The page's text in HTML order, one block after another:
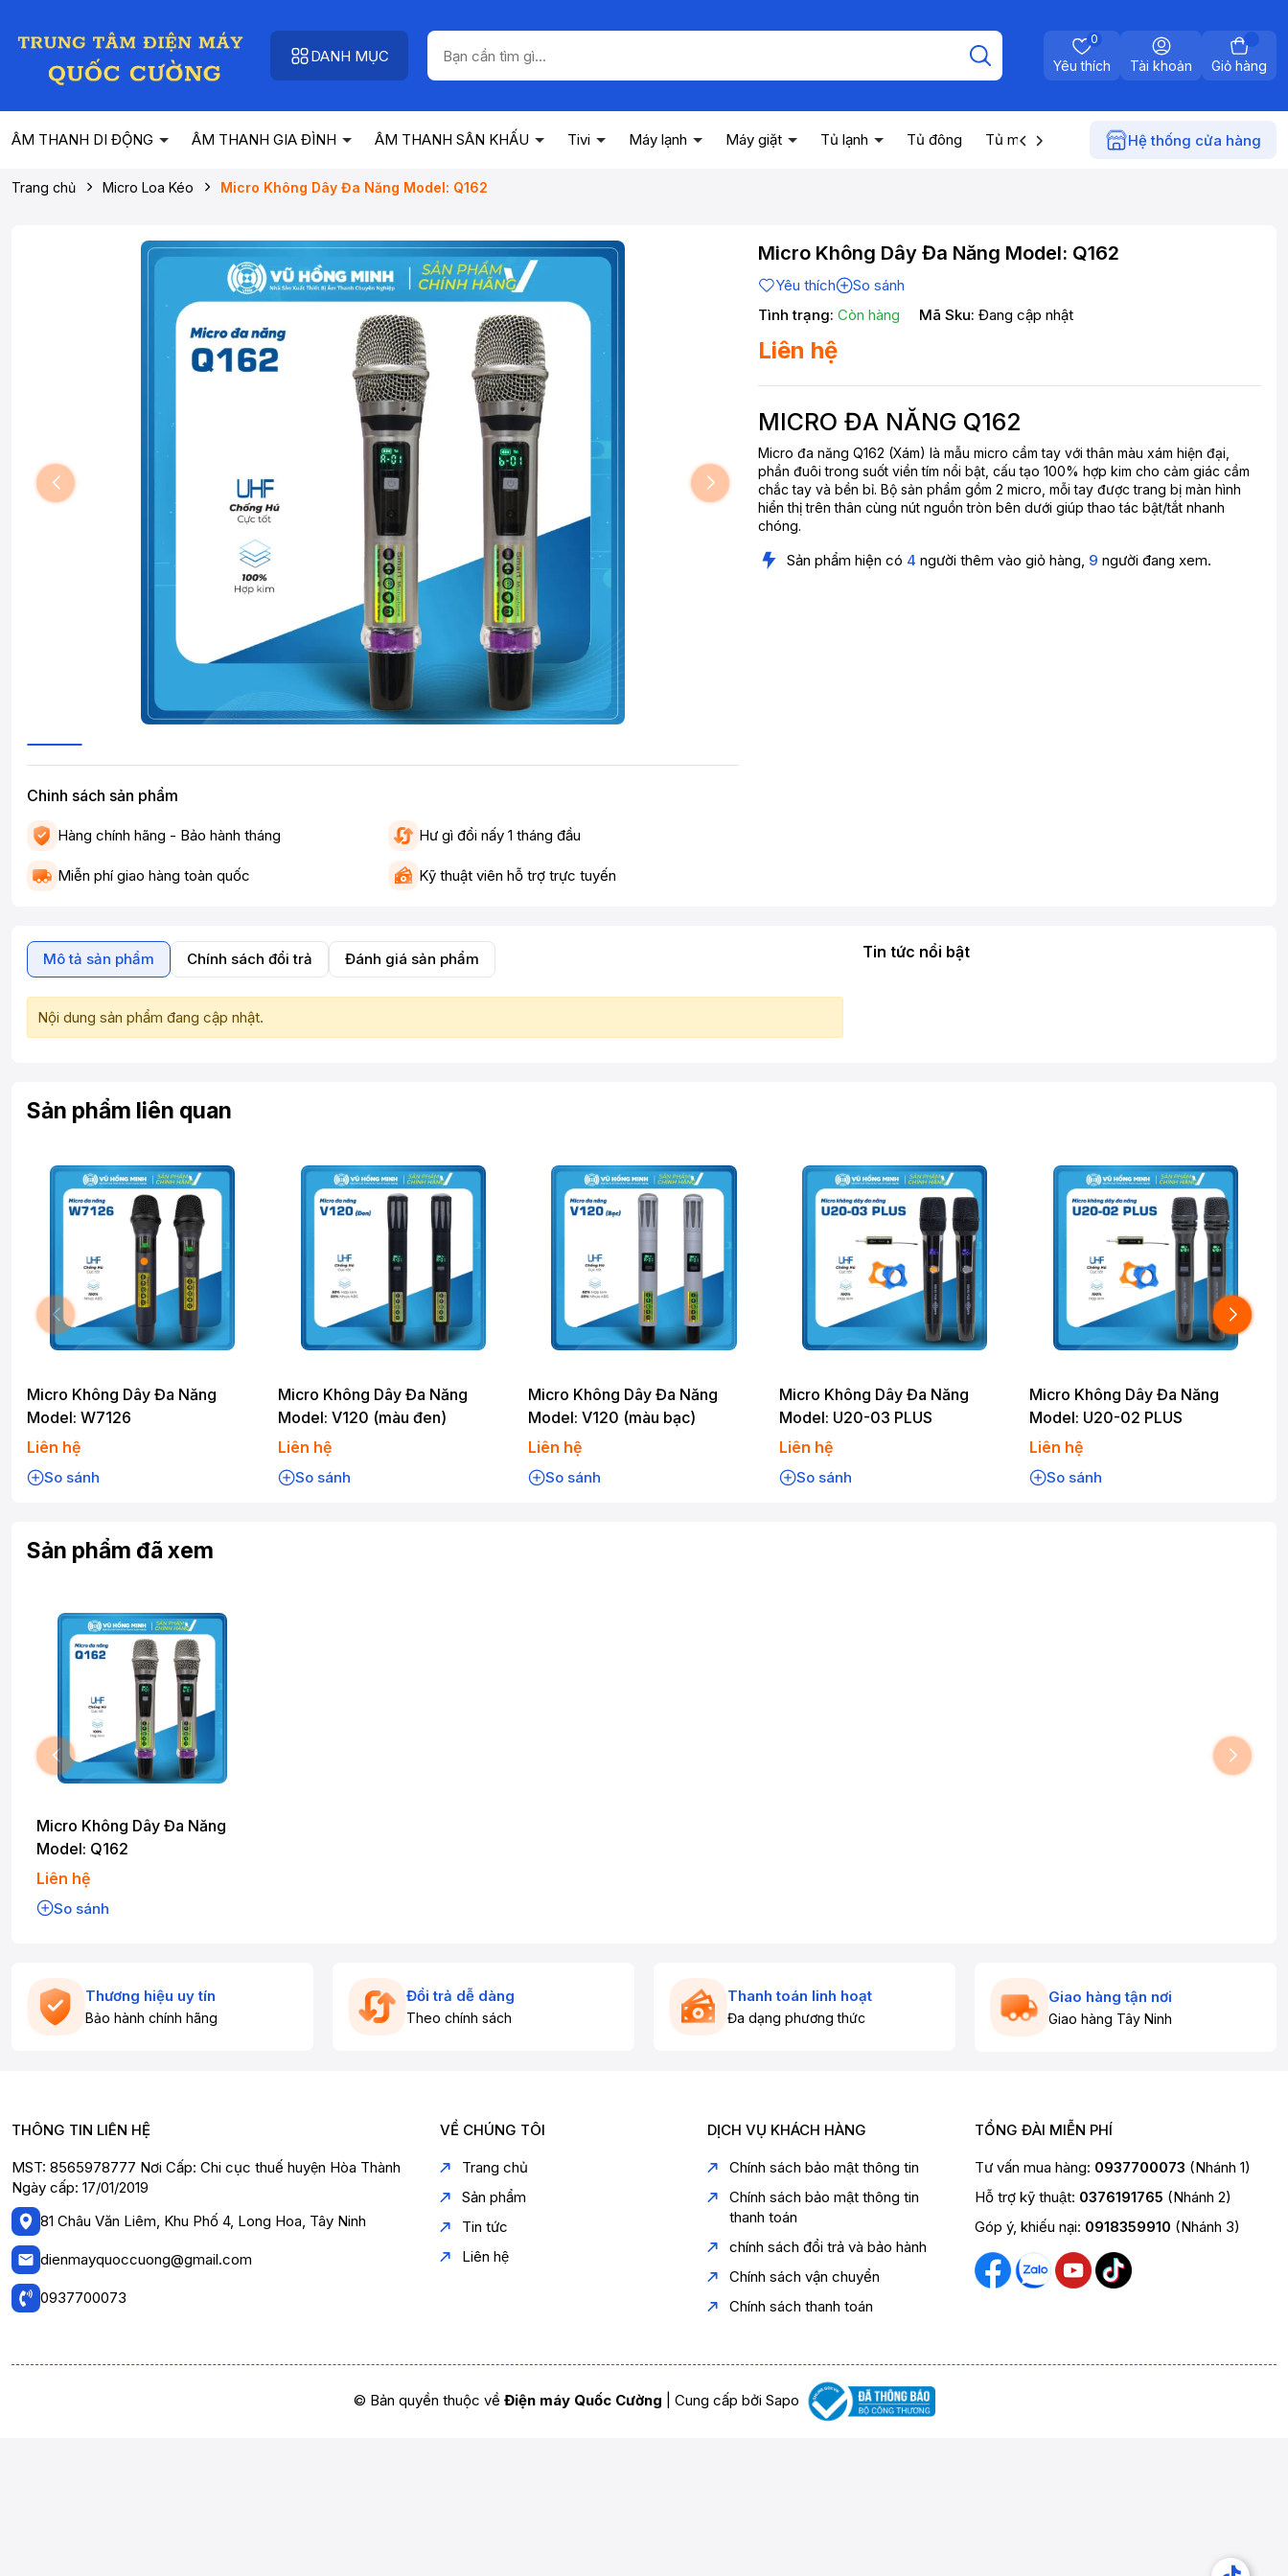
DANH MỤC
Yêu thích
0
Tài khoản Giỏ hàng
ÂM THANH DI ĐỘNG ÂM THANH GIA ĐÌNH ÂM THANH SÂN KHẤU Tivi Máy lạnh Máy giặt Tủ lạnh Tủ đông Tủ mát Máy nước nóng Điện gia
Hệ thống cửa hàng
Trang chủ Micro Loa Kéo Micro Không Dây Đa Năng Model: Q162
Chinh sách sản phẩm
Hàng chính hãng - Bảo hành tháng Hư gì đổi nấy 1 tháng đầu
Miễn phí giao hàng toàn quốc Kỹ thuật viên hỗ trợ trực tuyến
Micro Không Dây Đa Năng Model: Q162
Yêu thích
So sánh
Tình trạng: Còn hàng Mã Sku: Đang cập nhật
Liên hệ
MICRO ĐA NĂNG Q162
Micro đa năng Q162 (Xám) là mẫu micro cầm tay với thân màu xám hiện đại,
phần đuôi trong suốt viền tím nổi bật, cấu tạo 100% hợp kim cho cảm giác cầm
chắc tay và bền bỉ. Bộ sản phẩm gồm 2 micro, mỗi tay được trang bị màn hình
hiển thị trên thân cùng nút nguồn tròn bên dưới giúp thao tác bật/tắt nhanh
chóng.
Sản phẩm hiện có 4 người thêm vào giỏ hàng, 9 người đang xem.
Mô tả sản phẩm Chính sách đổi trả Đánh giá sản phẩm
Nội dung sản phẩm đang cập nhật.
Tin tức nổi bật
Sản phẩm liên quan
Micro Không Dây Đa Năng
Model: W7126
Liên hệ
So sánh
Micro Không Dây Đa Năng
Model: V120 (màu đen)
Liên hệ
So sánh
Micro Không Dây Đa Năng
Model: V120 (màu bạc)
Liên hệ
So sánh
Micro Không Dây Đa Năng
Model: U20-03 PLUS
Liên hệ
So sánh
Micro Không Dây Đa Năng
Model: U20-02 PLUS
Liên hệ
So sánh
Sản phẩm đã xem
Micro Không Dây Đa Năng
Model: Q162
Liên hệ
So sánh
Thương hiệu uy tín
Bảo hành chính hãng
Đổi trả dễ dàng
Theo chính sách
Thanh toán linh hoạt
Đa dạng phương thức
Giao hàng tận nơi
Giao hàng Tây Ninh
THÔNG TIN LIÊN HỆ
MST: 8565978777 Nơi Cấp: Chi cục thuế huyện Hòa Thành
Ngày cấp: 17/01/2019
81 Châu Văn Liêm, Khu Phố 4, Long Hoa, Tây Ninh
dienmayquoccuong@gmail.com
0937700073
VỀ CHÚNG TÔI
Trang chủ
Sản phẩm
Tin tức
Liên hệ
DỊCH VỤ KHÁCH HÀNG
Chính sách bảo mật thông tin
Chính sách bảo mật thông tin
thanh toán
chính sách đổi trả và bảo hành
Chính sách vận chuyển
Chính sách thanh toán
TỔNG ĐÀI MIỄN PHÍ
Tư vấn mua hàng: 0937700073 (Nhánh 1)
Hỗ trợ kỹ thuật: 0376191765 (Nhánh 2)
Góp ý, khiếu nại: 0918359910 (Nhánh 3)
© Bản quyền thuộc về Điện máy Quốc Cường Cung cấp bởi Sapo